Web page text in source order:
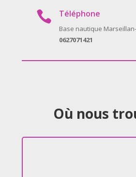
 Téléphone
Base nautique
0627071421
Où nous